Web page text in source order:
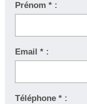
Prénom * :
Email * :
Téléphone * :